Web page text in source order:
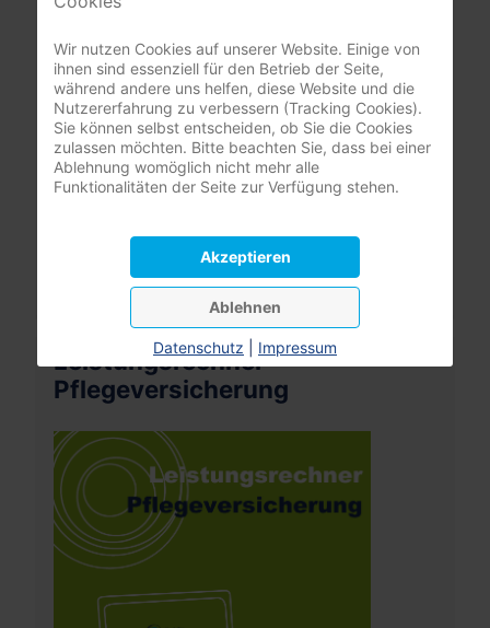
Passwort
Angemeldet bleiben
Anmelden
Passwort vergessen?
Benutzername vergessen?
Leistungsrechner
Pflegeversicherung
Wir nutzen Cookies auf unserer Website. Einige von
ihnen sind essenziell für den Betrieb der Seite,
während andere uns helfen, diese Website und die
Nutzererfahrung zu verbessern (Tracking Cookies).
Sie können selbst entscheiden, ob Sie die Cookies
zulassen möchten. Bitte beachten Sie, dass bei einer
Ablehnung womöglich nicht mehr alle
Funktionalitäten der Seite zur Verfügung stehen.
Akzeptieren
Ablehnen
Datenschutz Impressum